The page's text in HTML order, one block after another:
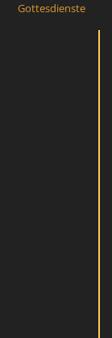
Gottesdienste